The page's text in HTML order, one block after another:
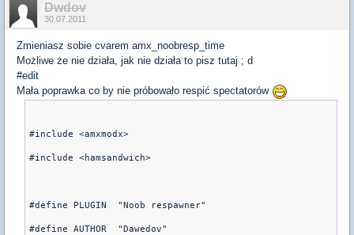
Dwdov
30.07.2011
Zmieniasz sobie cvarem amx_noobresp_time
Możliwe że nie działa, jak nie działa to pisz tutaj ; d
#edit
Mała poprawka co by nie próbowało respić spectatorów
#include <amxmodx>
#include <hamsandwich>
#define PLUGIN	"Noob respawner"
#define AUTHOR	"Dawedov"